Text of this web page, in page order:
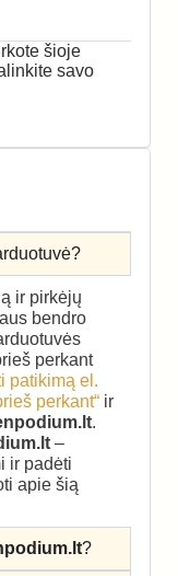
šioje
savo
ir pirkėjų
bendro
perkant
patikimą el.
perkant“ ir
.
–
ir padėti
apie šią
?